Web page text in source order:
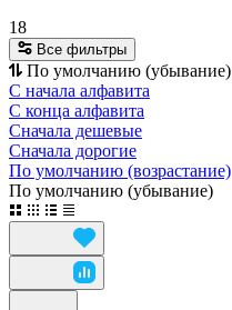
18
Все фильтры
По умолчанию (убывание)
С начала алфавита
С конца алфавита
Сначала дешевые
Сначала дорогие
По умолчанию (возрастание)
По умолчанию (убывание)